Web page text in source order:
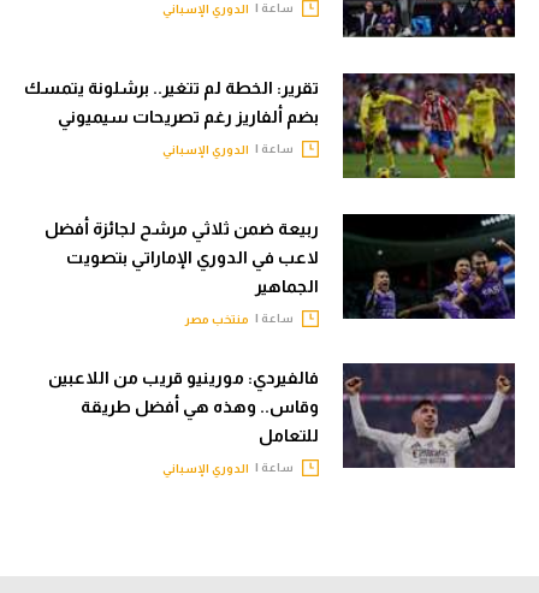
ساعة | الدوري الإسباني
تقرير: الخطة لم تتغير.. برشلونة يتمسك
بضم ألفاريز رغم تصريحات سيميوني
ساعة | الدوري الإسباني
ربيعة ضمن ثلاثي مرشح لجائزة أفضل
لاعب في الدوري الإماراتي بتصويت
الجماهير
ساعة | منتخب مصر
فالفيردي: مورينيو قريب من اللاعبين
وقاس.. وهذه هي أفضل طريقة
للتعامل
ساعة | الدوري الإسباني